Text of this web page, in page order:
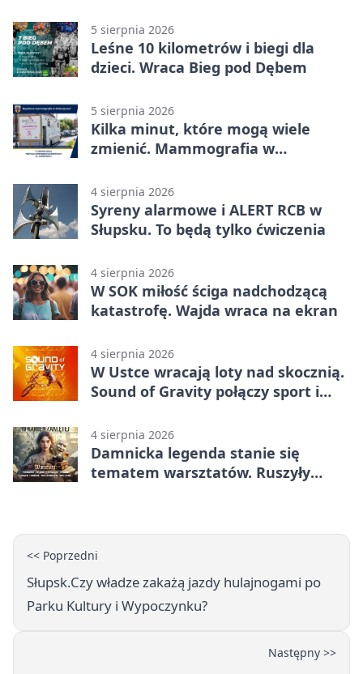
5 sierpnia 2026
Leśne 10 kilometrów i biegi dla
dzieci. Wraca Bieg pod Dębem
5 sierpnia 2026
Kilka minut, które mogą wiele
zmienić. Mammografia w
4 sierpnia 2026
Syreny alarmowe i ALERT RCB w
Słupsku. To będą tylko ćwiczenia
4 sierpnia 2026
W SOK miłość ściga nadchodzącą
katastrofę. Wajda wraca na ekran
4 sierpnia 2026
W Ustce wracają loty nad skocznią.
Sound of Gravity połączy sport i
4 sierpnia 2026
Damnicka legenda stanie się
tematem warsztatów. Ruszyły
<< Poprzedni
Słupsk.Czy władze zakażą jazdy hulajnogami po
Parku Kultury i Wypoczynku?
Następny >>